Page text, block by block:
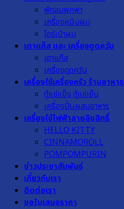
พัดลมพกพา
เครื่องหนีบผม
ไดร์เป่าผม
เตาแก๊ส และ เครื่องดูดควัน
เตาแก๊ส
เครื่องดูดควัน
เครื่องใช้เครื่องครัว ร้านอาหาร
ตู้แช่แข็ง ตู้แช่เย็น
เครื่องปั่นผสมอาหาร
เครื่องใช้ไฟฟ้าลายลิขสิทธิ์
HELLO KITTY
CINNAMOROLL
POMPOMPURIN
ข่าวประชาสัมพันธ์
เกี่ยวกับเรา
ติดต่อเรา
ขอใบเสนอราคา